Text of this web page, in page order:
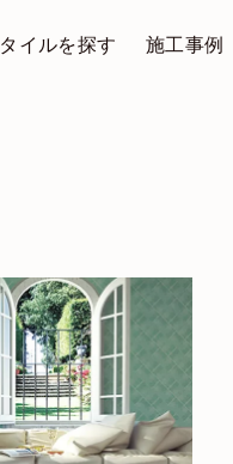
タイルを探す 施工事例